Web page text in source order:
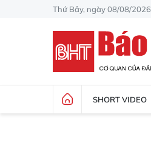
Thứ Bảy, ngày 08/08/2026
SHORT VIDEO